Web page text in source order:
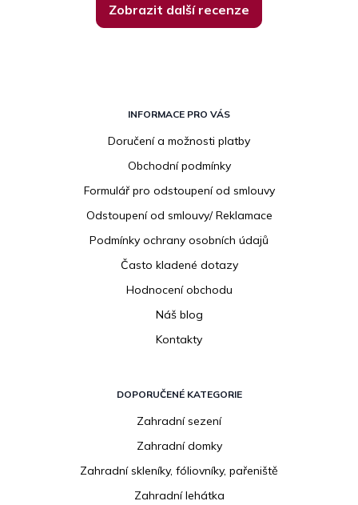
Zobrazit další recenze
INFORMACE PRO VÁS
Doručení a možnosti platby
Obchodní podmínky
Formulář pro odstoupení od smlouvy
Odstoupení od smlouvy/ Reklamace
Podmínky ochrany osobních údajů
Často kladené dotazy
Hodnocení obchodu
Náš blog
Kontakty
DOPORUČENÉ KATEGORIE
Zahradní sezení
Zahradní domky
Zahradní skleníky, fóliovníky, pařeniště
Zahradní lehátka